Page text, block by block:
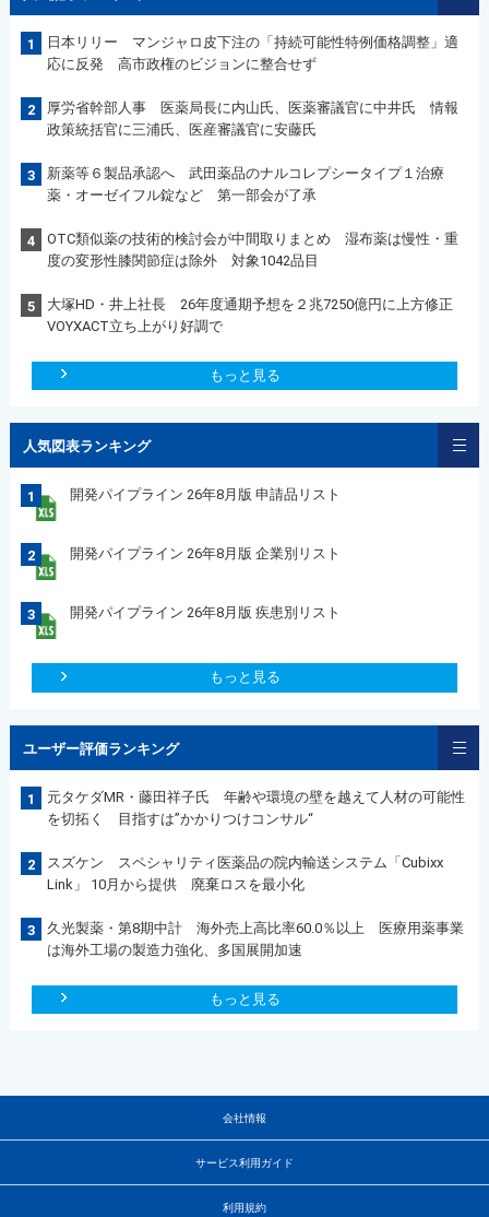
1
日本リリー マンジャロ皮下注の「持続可能性特例価格調整」適
応に反発 高市政権のビジョンに整合せず
2
厚労省幹部人事 医薬局長に内山氏、医薬審議官に中井氏 情報
政策統括官に三浦氏、医産審議官に安藤氏
3
新薬等６製品承認へ 武田薬品のナルコレプシータイプ１治療
薬・オーゼイフル錠など 第一部会が了承
4
OTC類似薬の技術的検討会が中間取りまとめ 湿布薬は慢性・重
度の変形性膝関節症は除外 対象1042品目
5
大塚HD・井上社長 26年度通期予想を２兆7250億円に上方修正
VOYXACT立ち上がり好調で
もっと見る
人気図表ランキング
1 開発パイプライン 26年8月版 申請品リスト
2 開発パイプライン 26年8月版 企業別リスト
3 開発パイプライン 26年8月版 疾患別リスト
もっと見る
ユーザー評価ランキング
1
元タケダMR・藤田祥子氏 年齢や環境の壁を越えて人材の可能性
を切拓く 目指すは”かかりつけコンサル“
2
スズケン スペシャリティ医薬品の院内輸送システム「Cubixx
Link」 10月から提供 廃棄ロスを最小化
3
久光製薬・第8期中計 海外売上高比率60.0％以上 医療用薬事業
は海外工場の製造力強化、多国展開加速
もっと見る
会社情報
サービス利用ガイド
利用規約